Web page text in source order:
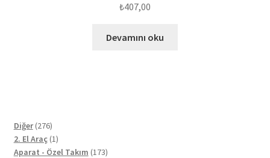
₺407,00
Devamını oku
Diğer 276276
ürün
2. El Araç 11
ürün
Aparat - Özel Takım 173173